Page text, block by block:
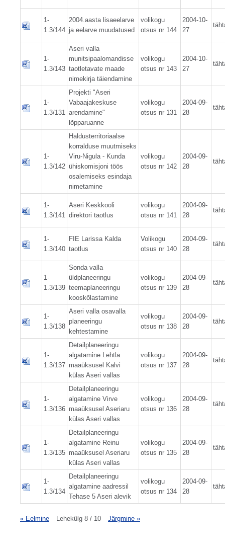
1-
1.3/144
2004.aasta lisaeelarve
ja eelarve muudatused
volikogu
otsus nr 144
2004-10-
27
1-
1.3/143
Aseri valla
munitsipaalomandisse
taotletavate maade
nimekirja täiendamine
volikogu
otsus nr 143
2004-10-
27
1-
1.3/131
Projekti "Aseri
Vabaajakeskuse
arendamine"
lõpparuanne
volikogu
otsus nr 131
2004-09-
28
1-
1.3/142
Haldusterritoriaalse
korralduse muutmiseks
Viru-Nigula - Kunda
ühiskomisjoni töös
osalemiseks esindaja
nimetamine
volikogu
otsus nr 142
2004-09-
28
1-
1.3/141
Aseri Keskkooli
direktori taotlus
volikogu
otsus nr 141
2004-09-
28
1-
1.3/140
FIE Larissa Kalda
taotlus
Volikogu
otsus nr 140
2004-09-
28
1-
1.3/139
Sonda valla
üldplaneeringu
teemaplaneeringu
kooskõlastamine
volikogu
otsus nr 139
2004-09-
28
1-
1.3/138
Aseri valla osavalla
planeeringu
kehtestamine
volikogu
otsus nr 138
2004-09-
28
1-
1.3/137
Detailplaneeringu
algatamine Lehtla
maaüksusel Kalvi
külas Aseri vallas
volikogu
otsus nr 137
2004-09-
28
1-
1.3/136
Detailplaneeringu
algatamine Virve
maaüksusel Aseriaru
külas Aseri vallas
volikogu
otsus nr 136
2004-09-
28
1-
1.3/135
Detailplaneeringu
algatamine Reinu
maaüksusel Aseriaru
külas Aseri vallas
volikogu
otsus nr 135
2004-09-
28
1-
1.3/134
Detailplaneeringu
algatamine aadressil
Tehase 5 Aseri alevik
volikogu
otsus nr 134
2004-09-
28
« Eelmine Lehekülg 8 / 10 Järgmine »